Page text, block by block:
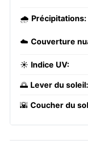
🌧️ Précipitations:
☁️ Couverture
☀️ Indice UV:
🌅 Lever du soleil:
🌇 Coucher du